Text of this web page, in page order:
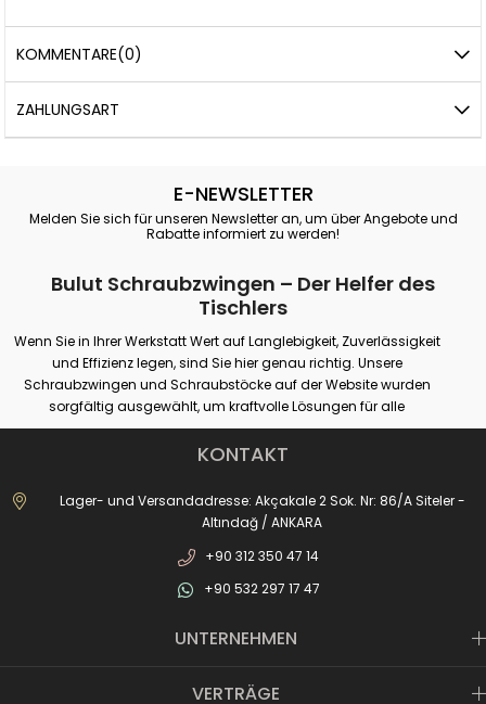
KOMMENTARE(0)
ZAHLUNGSART
E-NEWSLETTER
Melden Sie sich für unseren Newsletter an, um über Angebote und
Rabatte informiert zu werden!
Bulut Schraubzwingen – Der Helfer des
Tischlers
Wenn Sie in Ihrer Werkstatt Wert auf Langlebigkeit, Zuverlässigkeit
und Effizienz legen, sind Sie hier genau richtig. Unsere
Schraubzwingen und Schraubstöcke auf der Website wurden
sorgfältig ausgewählt, um kraftvolle Lösungen für alle
professionellen oder Hobby-Spannanforderungen zu bieten.
Unsere Produkte bieten festen Halt auf verschiedenen Oberflächen
bei Anwendungen wie Tischlerei, Schweißen, Bohren, Montage und
Reparatur.
Ob Großprojekte oder einfache Hausreparaturen – die richtige
Zwinge und der richtige Schraubstock erhöhen Ihre
Arbeitssicherheit und sorgen für präzisere Ergebnisse. Von
Schmiedezwingen bis hin zu Bohrmaschinenschraubstöcken
Produkte für jede Anwendung. Durch Schnellverschluss-Systeme,
wird Ihre Arbeit praktischer und professioneller.
KONTAKT
Lager- und Versandadresse: Akçakale 2 Sok. Nr: 86/A Siteler -
Altındağ / ANKARA
+90 312 350 47 14
+90 532 297 17 47
UNTERNEHMEN
VERTRÄGE